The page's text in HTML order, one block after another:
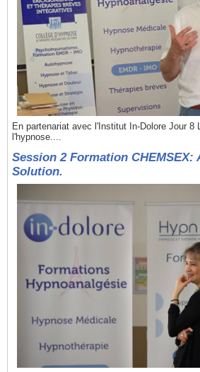
En partenariat avec l'Institut In-Dolore Jour 8
l'hypnose....
Session 2 Formation CHEMSEX:
Solution.